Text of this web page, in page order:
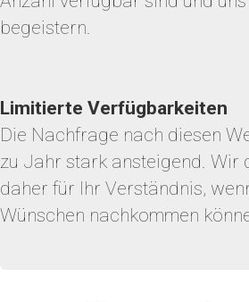
begeistern.
Limitierte Verfügbarkeiten
Die Nachfrage nach diesen
zu Jahr stark ansteigend. Wir
daher für Ihr Verständnis,
Wünschen nachkommen